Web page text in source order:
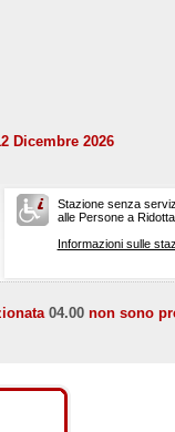
Dicembre 2026
Stazione senza
alle Persone a
Informazioni sulle
04.00 non sono